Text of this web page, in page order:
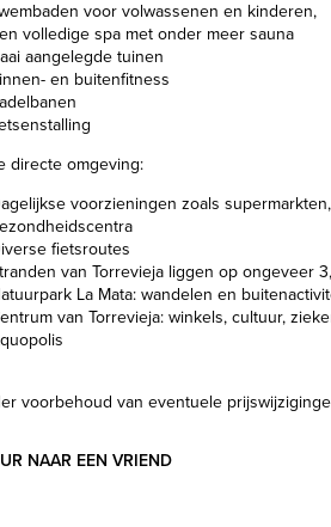
voor volwassenen en kinderen,
volledige spa met onder meer sauna
aangelegde tuinen
en buitenfitness
directe omgeving:
voorzieningen zoals
fietsroutes
van Torrevieja liggen op ongeveer
La Mata: wandelen en
van Torrevieja: winkels, cultuur,
voorbehoud van eventuele
NAAR EEN VRIEND